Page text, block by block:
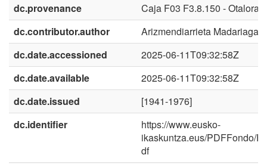
dc.provenance
Caja F03 F3.8.150 - Otalora
dc.contributor.author
Arizmendiarrieta Madariaga,
dc.date.accessioned
2025-06-11T09:32:58Z
dc.date.available
2025-06-11T09:32:58Z
dc.date.issued
[1941-1976]
dc.identifier
https://www.eusko-
ikaskuntza.eus/PDFFondo/
df